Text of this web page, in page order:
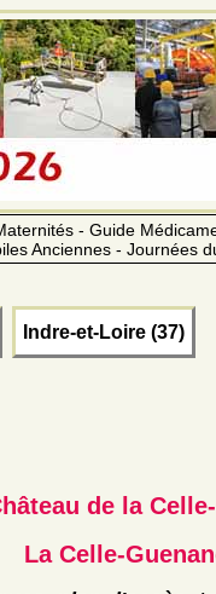
- Guide
Anciennes - Journées
Indre-et-Loire (37)
de la
La Celle-